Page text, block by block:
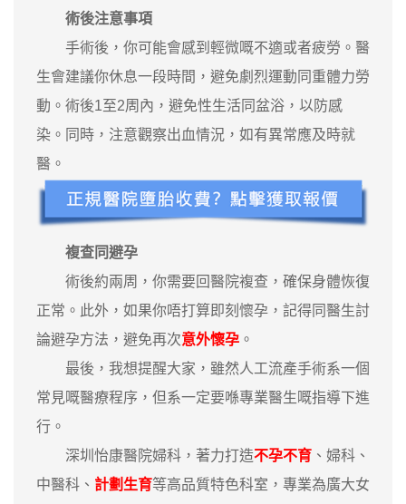
術後注意事項
手術後，你可能會感到輕微嘅不適或者疲勞。醫
生會建議你休息一段時間，避免劇烈運動同重體力勞
動。術後1至2周內，避免性生活同盆浴，以防感
染。同時，注意觀察出血情況，如有異常應及時就
醫。
複查同避孕
術後約兩周，你需要回醫院複查，確保身體恢復
正常。此外，如果你唔打算即刻懷孕，記得同醫生討
論避孕方法，避免再次意外懷孕 。
最後，我想提醒大家，雖然人工流產手術系一個
常見嘅醫療程序，但系一定要喺專業醫生嘅指導下進
行。
深圳怡康醫院婦科，著力打造不孕不育 、婦科、
中醫科、 計劃生育等高品質特色科室，專業為廣大女